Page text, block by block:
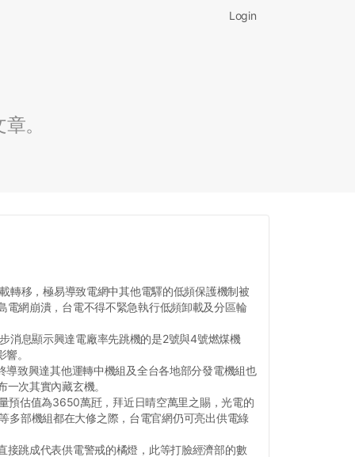
Login
。
轉移，極易導致電網中其他電驛的低頻保護機制被
網崩潰，台電不得不緊急執行低頻卸載及分區輪
消息顯示興達電廠率先跳機的是2號與4號燃煤機
。
致興達其他運轉中機組及全台各地部分發電機組也
次其實內藏玄機。
預估值為3650萬瓩，拜近日晴空萬里之賜，光電的
多部機組都在大修之際，台電官網仍可亮出供電綠
跳成代表供電警戒的橘燈，此等打臉經濟部的數